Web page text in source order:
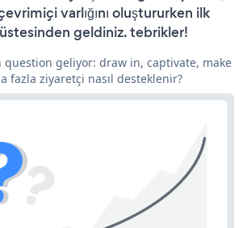
varlığını oluştururken ilk
geldiniz. tebrikler!
question geliyor: draw in, captivate, make
fazla ziyaretçi nasıl desteklenir?